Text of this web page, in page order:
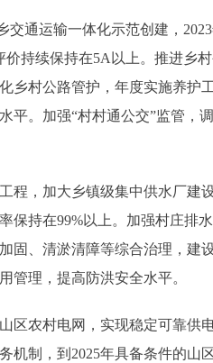
运输一体化示范创建，2023
持续保持在5A以上。推进乡
村公路管护，年度实施养护
。加强“村村通公交”监管，
，加大乡镇级集中供水厂建
保持在99%以上。加强村庄排
固、清淤清障等综合治理，建
管理，提高防洪安全水平。
农村电网，实现稳定可靠供
制，到2025年具备条件的山